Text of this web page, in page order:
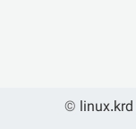
© linux.krd